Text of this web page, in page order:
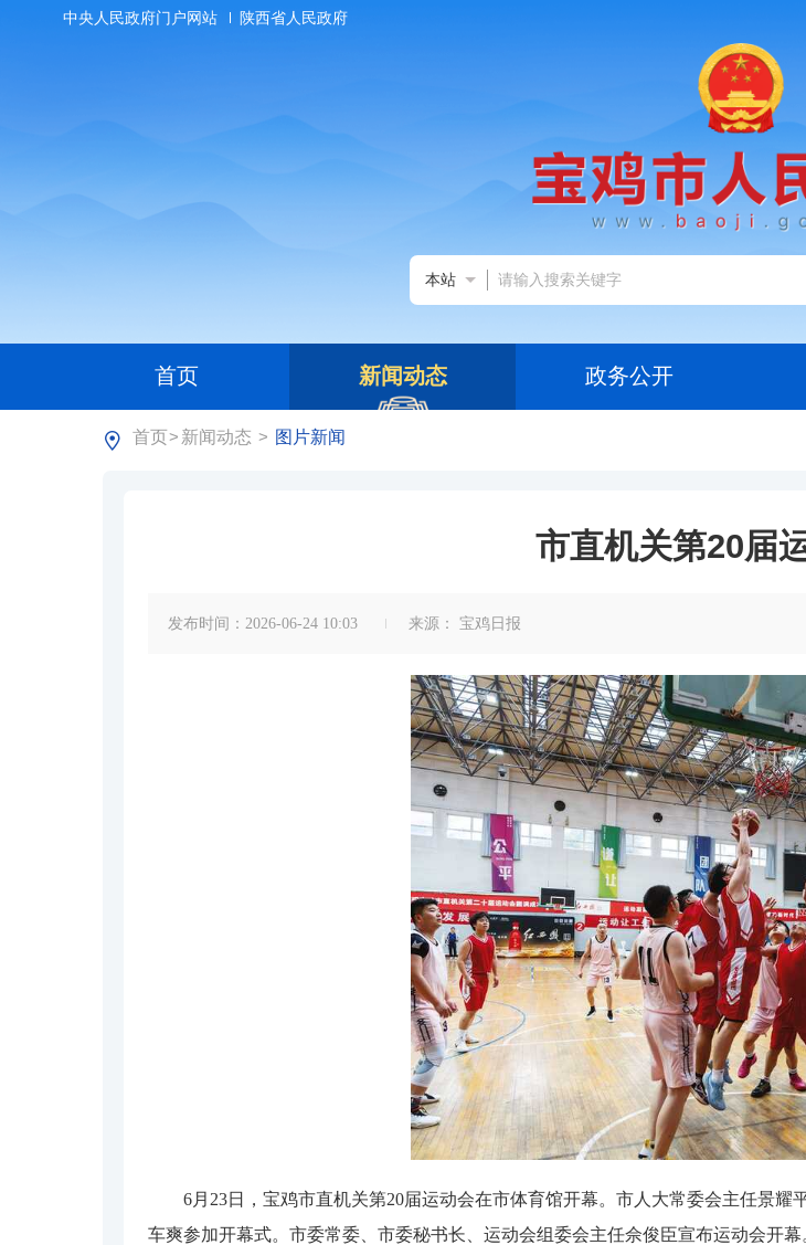
中央人民政府门户网站 陕西省人民政府
本站
首页 新闻动态 政务公开
首页> 新闻动态 > 图片新闻
市直机关第20届
发布时间：2026-06-24 10:03 来源： 宝鸡日报
6月23日，宝鸡市直机关第20届运动会在市体育馆开幕。市人大常委会主任景
车爽参加开幕式。市委常委、市委秘书长、运动会组委会主任佘俊臣宣布运动会开幕